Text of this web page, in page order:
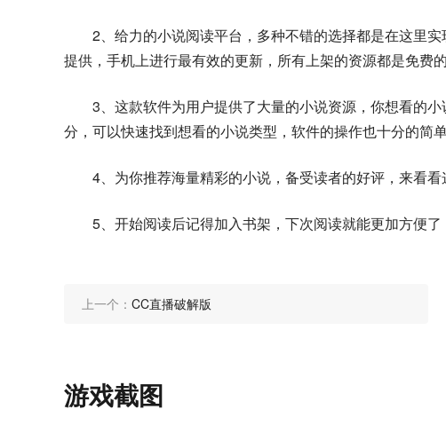
2、给力的小说阅读平台，多种不错的选择都是在这里
提供，手机上进行最有效的更新，所有上架的资源都是免费的
3、这款软件为用户提供了大量的小说资源，你想看的
分，可以快速找到想看的小说类型，软件的操作也十分的简
4、为你推荐海量精彩的小说，备受读者的好评，来看
5、开始阅读后记得加入书架，下次阅读就能更加方便
上一个： CC直播破解版
游戏截图